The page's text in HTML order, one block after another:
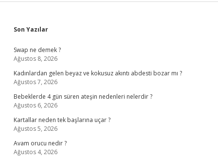
Sidebar
Son Yazılar
Swap ne demek ?
Ağustos 8, 2026
Kadınlardan gelen beyaz ve kokusuz akıntı abdesti bozar mı ?
Ağustos 7, 2026
Bebeklerde 4 gün süren ateşin nedenleri nelerdir ?
Ağustos 6, 2026
Kartallar neden tek başlarına uçar ?
Ağustos 5, 2026
Avam orucu nedir ?
Ağustos 4, 2026